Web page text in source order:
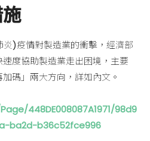
)疫情對製造業的衝擊，經濟部
度協助製造業走出困境，主要
碼」兩大方向，詳如內文。
448DE008087A1971/98d9
ba2d-b36c52fce996